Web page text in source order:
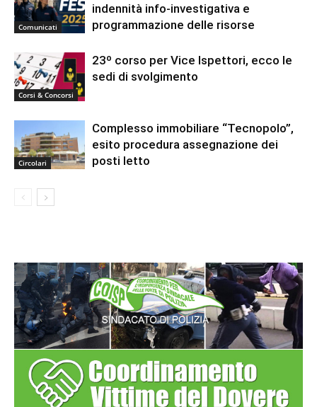
Comunicati
indennità info-investigativa e
programmazione delle risorse
Corsi & Concorsi
23º corso per Vice Ispettori, ecco le
sedi di svolgimento
Circolari
Complesso immobiliare “Tecnopolo”,
esito procedura assegnazione dei
posti letto